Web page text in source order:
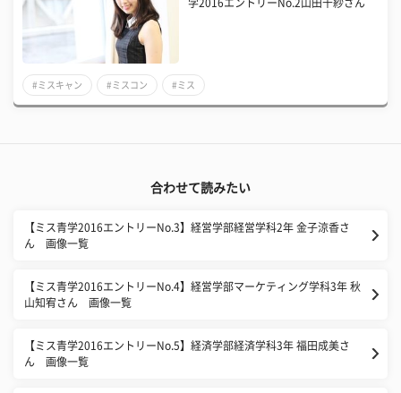
学2016エントリーNo.2山田千紗さん
#ミスキャン #ミスコン #ミス
合わせて読みたい
【ミス青学2016エントリーNo.3】経営学部経営学科2年 金子涼香さ
ん 画像一覧
【ミス青学2016エントリーNo.4】経営学部マーケティング学科3年 秋
山知宥さん 画像一覧
【ミス青学2016エントリーNo.5】経済学部経済学科3年 福田成美さ
ん 画像一覧